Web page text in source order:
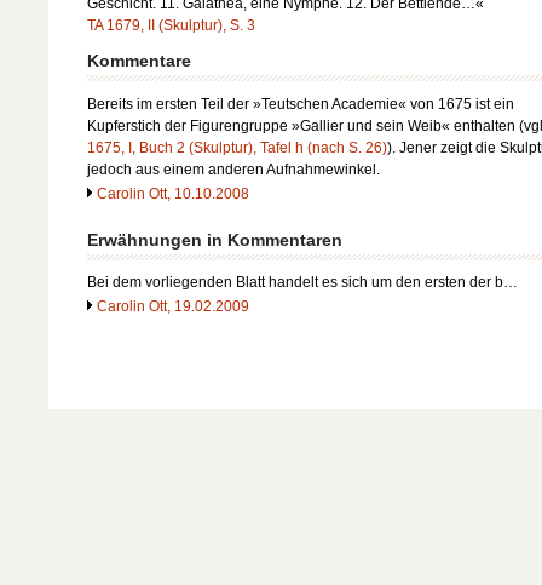
Geschicht. 11. Galathea, eine Nymphe. 12. Der Bettlende…«
TA 1679, II (Skulptur), S. 3
Kommentare
Bereits im ersten Teil der »Teutschen Academie« von 1675 ist ein
Kupferstich der Figurengruppe »Gallier und sein Weib« enthalten
1675, I, Buch 2 (Skulptur), Tafel h (nach S. 26)). Jener zeigt die
jedoch aus einem anderen Aufnahmewinkel.
Carolin Ott, 10.10.2008
Erwähnungen in Kommentaren
Bei dem vorliegenden Blatt handelt es sich um den ersten der b…
Carolin Ott, 19.02.2009